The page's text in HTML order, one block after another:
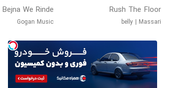
Rush The Floor
belly | Massari
Bejna We Rinde
Gogan Music